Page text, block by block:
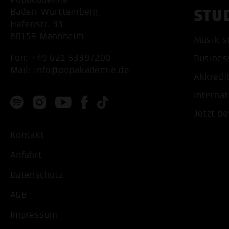
Baden-Württemberg
Hafenstr. 33
68159 Mannheim
Fon: +49 621 53397200
Mail: info@popakademie.de
Kontakt
Anfahrt
Datenschutz
AGB
Impressum
Musik
Jetzt